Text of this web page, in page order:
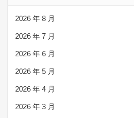
2026 年 8 月
2026 年 7 月
2026 年 6 月
2026 年 5 月
2026 年 4 月
2026 年 3 月